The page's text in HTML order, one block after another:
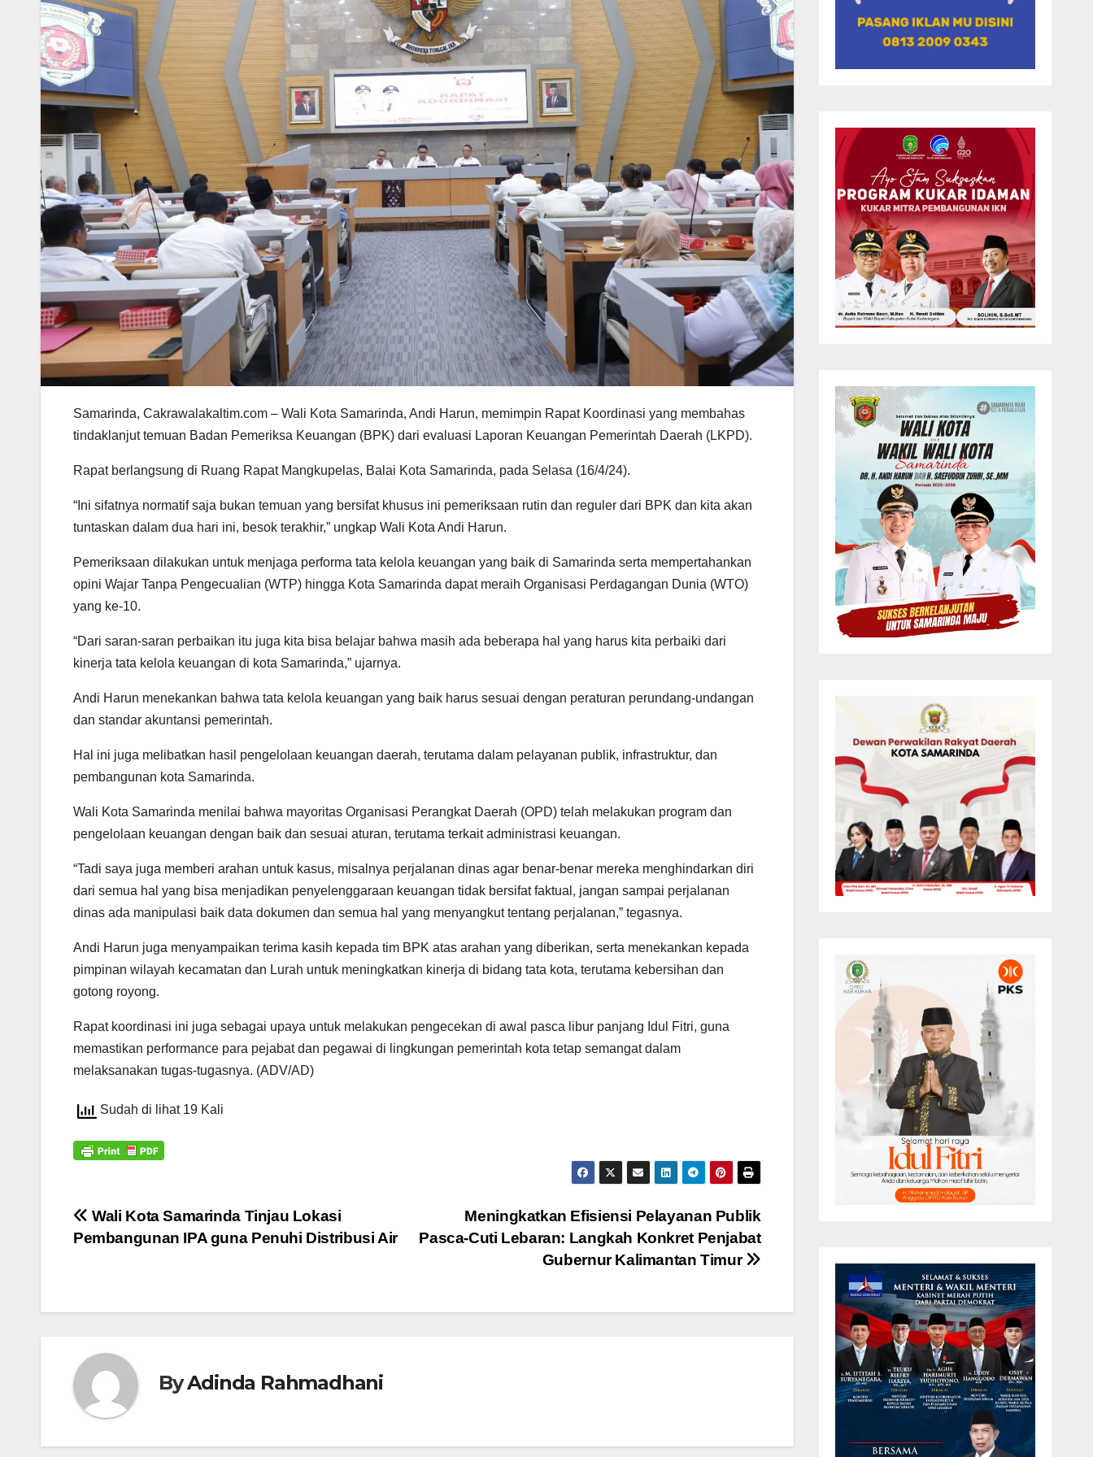
Samarinda, Cakrawalakaltim.com – Wali Kota Samarinda, Andi Harun, memimpin Rapat Koordinasi yang membahas
tindaklanjut temuan Badan Pemeriksa Keuangan (BPK) dari evaluasi Laporan Keuangan Pemerintah Daerah (LKPD).
Rapat berlangsung di Ruang Rapat Mangkupelas, Balai Kota Samarinda, pada Selasa (16/4/24).
“Ini sifatnya normatif saja bukan temuan yang bersifat khusus ini pemeriksaan rutin dan reguler dari BPK dan kita akan
tuntaskan dalam dua hari ini, besok terakhir,” ungkap Wali Kota Andi Harun.
Pemeriksaan dilakukan untuk menjaga performa tata kelola keuangan yang baik di Samarinda serta mempertahankan
opini Wajar Tanpa Pengecualian (WTP) hingga Kota Samarinda dapat meraih Organisasi Perdagangan Dunia (WTO)
yang ke-10.
“Dari saran-saran perbaikan itu juga kita bisa belajar bahwa masih ada beberapa hal yang harus kita perbaiki dari
kinerja tata kelola keuangan di kota Samarinda,” ujarnya.
Andi Harun menekankan bahwa tata kelola keuangan yang baik harus sesuai dengan peraturan perundang-undangan
dan standar akuntansi pemerintah.
Hal ini juga melibatkan hasil pengelolaan keuangan daerah, terutama dalam pelayanan publik, infrastruktur, dan
pembangunan kota Samarinda.
Wali Kota Samarinda menilai bahwa mayoritas Organisasi Perangkat Daerah (OPD) telah melakukan program dan
pengelolaan keuangan dengan baik dan sesuai aturan, terutama terkait administrasi keuangan.
“Tadi saya juga memberi arahan untuk kasus, misalnya perjalanan dinas agar benar-benar mereka menghindarkan diri
dari semua hal yang bisa menjadikan penyelenggaraan keuangan tidak bersifat faktual, jangan sampai perjalanan
dinas ada manipulasi baik data dokumen dan semua hal yang menyangkut tentang perjalanan,” tegasnya.
Andi Harun juga menyampaikan terima kasih kepada tim BPK atas arahan yang diberikan, serta menekankan kepada
pimpinan wilayah kecamatan dan Lurah untuk meningkatkan kinerja di bidang tata kota, terutama kebersihan dan
gotong royong.
Rapat koordinasi ini juga sebagai upaya untuk melakukan pengecekan di awal pasca libur panjang Idul Fitri, guna
memastikan performance para pejabat dan pegawai di lingkungan pemerintah kota tetap semangat dalam
melaksanakan tugas-tugasnya. (ADV/AD)
Sudah di lihat 19 Kali
Navigasi
Meningkatkan Efisiensi Pelayanan Publik
Pasca-Cuti Lebaran: Langkah Konkret Penjabat
Gubernur Kalimantan Timur
Wali Kota Samarinda Tinjau Lokasi
Pembangunan IPA guna Penuhi Distribusi Air
ByAdinda Rahmadhani